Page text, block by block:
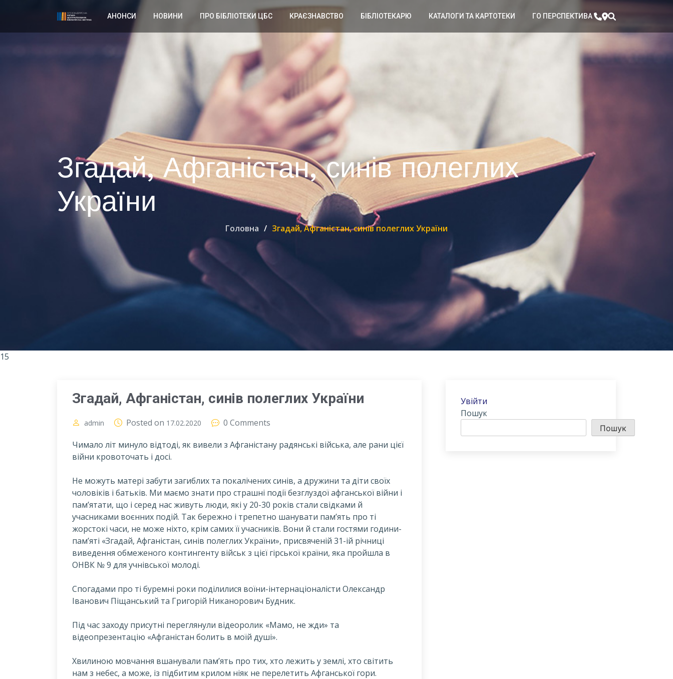
АНОНСИ НОВИНИ ПРО БІБЛІОТЕКИ ЦБС КРАЄЗНАВСТВО БІБЛІОТЕКАРЮ КАТАЛОГИ ТА КАРТОТЕКИ ГО ПЕРСПЕКТИВА
Згадай, Афганістан, синів полеглих
України
Головна Згадай, Афганістан, синів полеглих України
15
Згадай, Афганістан, синів полеглих України
admin Posted on 17.02.2020
0 Comments
Чимало літ минуло відтоді, як вивели з Афганістану радянські війська, але рани цієї
війни кровоточать i досі.
Не можуть матері забути загиблих та покалічених синів, а дружини та діти своїх
чоловіків i батьків. Ми маємо знати про страшні події безглуздої афганської війни i
пам’ятати, що і серед нас живуть люди, які у 20-30 років стали свідками й
учасниками воєнних подій. Так бережно і трепетно шанувати пам’ять про ті
жорстокі часи, не може ніхто, крім самих її учасників. Вони й стали гостями години-
пам’яті «Згадай, Афганістан, синів полеглих України», присвяченій 31-ій річниці
виведення обмеженого контингенту військ з цієї гірської країни, яка пройшла в
ОНВК № 9 для учнівської молоді.
Спогадами про ті буремні роки поділилися воїни-інтернаціоналісти Олександр
Іванович Піщанський та Григорій Никанорович Будник.
Під час заходу присутні переглянули відеоролик «Мамо, не жди» та
відеопрезентацію «Афганістан болить в моїй душі».
Хвилиною мовчання вшанували пам’ять про тих, хто лежить у землі, хто світить
нам з небес, а може, із підбитим крилом ніяк не перелетить Афганської гори.
Увійти
Пошук
Пошук